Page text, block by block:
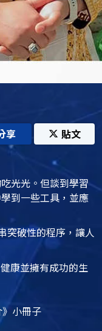
享 貼文
光光。但談到學習
到一些工具，並應
突破性的程序，讓人
康並擁有成功的生
小冊子